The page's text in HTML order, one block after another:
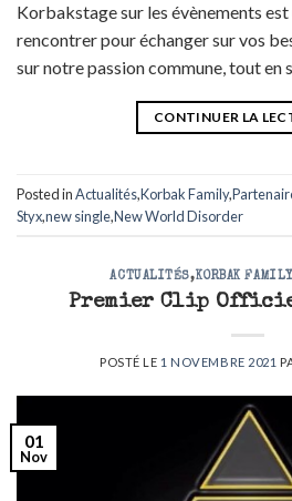
Korbakstage sur les évènements est
rencontrer pour échanger sur vos
sur notre passion commune, tout en
CONTINUER LA
Posted inActualités,Korbak Family,
Styx,new single,New World Disorder
ACTUALITÉS,KORBAK FAMILY
Premier Clip
POSTÉ LE 1 NOVEMBRE 2021
01
Nov